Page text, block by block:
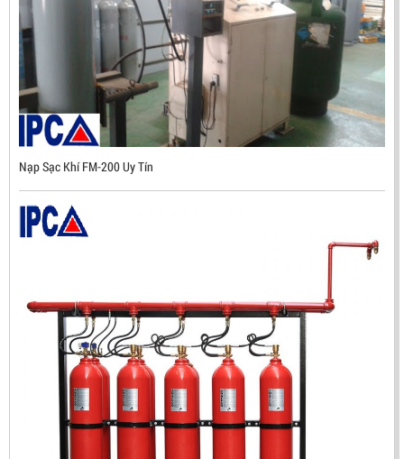
Mã sản phẩm: UX300
ĐẦU BÁO TIA LỬA IR3 RX500 CHỐNG CHÁY NỔ TIÊU
Nạp Sạc Khí FM-200 Uy Tín